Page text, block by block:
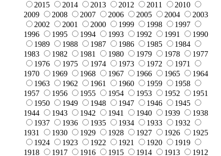
2015
2014 2013 2012 2011
2010
2009
2008 2007 2006 2005 2004
2003
2002
2001 2000 1999 1998
1997
1996
1995 1994 1993 1992 1991
1990
1989
1988 1987 1986 1985
1984
1983
1982 1981 1980 1979 1978
1977
1976
1975 1974 1973 1972
1971
1970
1969 1968 1967 1966 1965
1964
1963
1962 1961 1960 1959
1958
1957
1956 1955 1954 1953 1952
1951
1950
1949 1948 1947 1946
1945
1944
1943 1942 1941 1940 1939
1938
1937
1936 1935 1934 1933
1932
1931
1930 1929 1928 1927 1926
1925
1924
1923 1922 1921 1920
1919
1918
1917 1916 1915 1914 1913
1912